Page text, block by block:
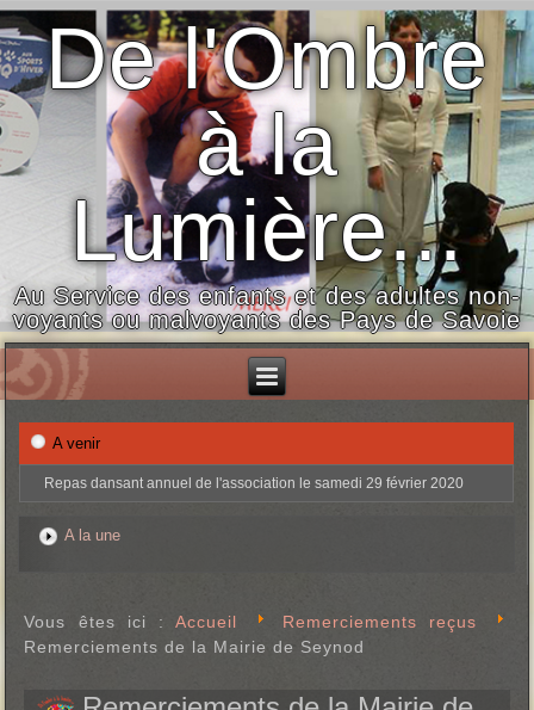
De l'Ombre
à la
Lumière...
Au Service des enfants et des adultes non-
voyants ou malvoyants des Pays de Savoie
A venir
Repas dansant annuel de l'association le samedi 29 février 2020
A la une
Vous êtes ici :Accueil
Remerciements reçus
Remerciements de la Mairie de Seynod